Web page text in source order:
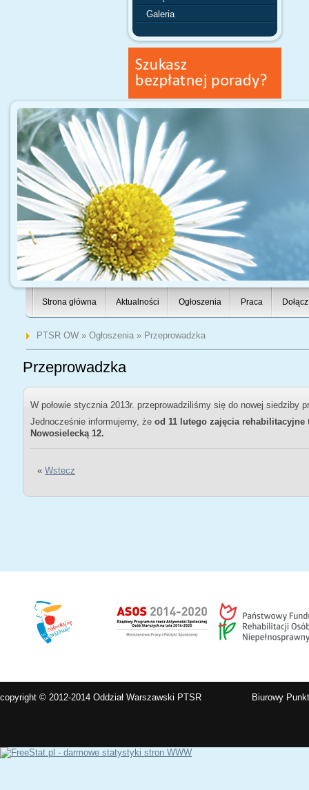
Galeria
Strona główna Aktualności Ogłoszenia Praca
PTSR OW» Ogłoszenia» Przeprowadzka
Przeprowadzka
W połowie stycznia 2013r. przeprowadziliśmy się do nowej siedziby
Jednocześnie informujemy, że od 11 lutego zajęcia
Nowosielecką 12.
« Wstecz
copyright © 2012-2014 Oddział Warszawski PTSR Biurowy